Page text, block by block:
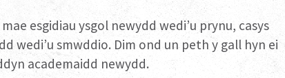
esgidiau ysgol newydd wedi’u prynu, casys
wedi’u smwddio. Dim ond un peth y gall hyn ei
academaidd newydd.